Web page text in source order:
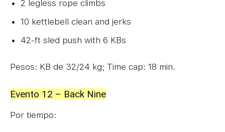
2 legless rope climbs
10 kettlebell clean and jerks
42-ft sled push with 6 KBs
Pesos: KB de 32/24 kg; Time cap: 18 min.
Evento 12 – Back Nine
Por tiempo: